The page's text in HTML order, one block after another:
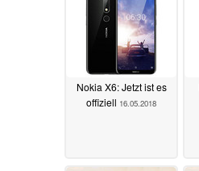
Nokia X6: Jetzt ist es
offiziell 16.05.2018